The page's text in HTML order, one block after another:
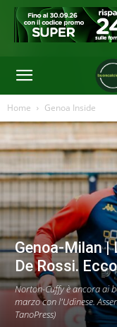
Home Genoa Inside
Genoa-Milan
De Rossi.
Norton-Cuffy è ancora ai
marzo con l'Udinese.
TanoPress)